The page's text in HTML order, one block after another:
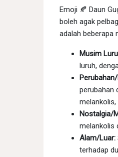
Emoji 🍂 Daun
boleh agak
adalah beberapa
Musim
luruh,
perubahan
Nostalgia/
melankolis
Alam/Luar:
terhadap